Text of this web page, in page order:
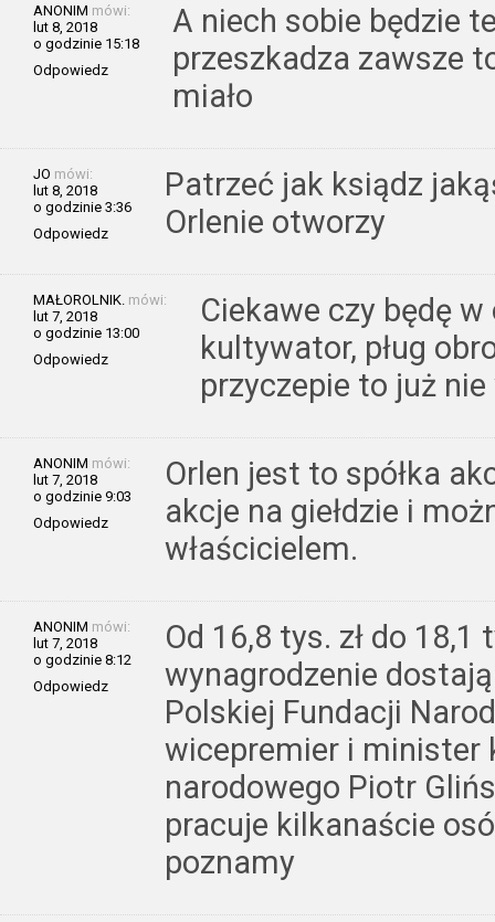
ANONIM mówi:
lut 8, 2018
o godzinie 15:18
Odpowiedz
A niech sobie będzie
przeszkadza zawsze
miało
JO mówi:
lut 8, 2018
o godzinie 3:36
Odpowiedz
Patrzeć jak ksiądz
Orlenie otworzy
MAŁOROLNIK. mówi:
lut 7, 2018
o godzinie 13:00
Odpowiedz
Ciekawe czy będę
kultywator, pług
przyczepie to już
ANONIM mówi:
lut 7, 2018
o godzinie 9:03
Odpowiedz
Orlen jest to spółka
akcje na giełdzie i
właścicielem.
ANONIM mówi:
lut 7, 2018
o godzinie 8:12
Odpowiedz
Od 16,8 tys. zł do 18,1
wynagrodzenie
Polskiej Fundacji
wicepremier i minister
narodowego Piotr
pracuje kilkanaście
poznamy